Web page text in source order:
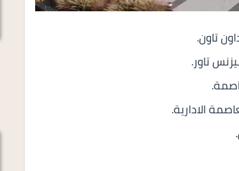
تاون.
تاور.
الادارية.